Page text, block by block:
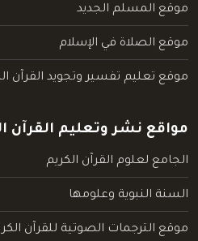
موقع المسلم الجديد
موقع الصلاة في الإسلام
موقع تعليم تفسير وتجويد القرآن
مواقع نشر وتعليم القرآن
الجامع لعلوم القرآن الكريم
السنة النبوية وعلومها
موقع الترجمات الصوتية للقرآن